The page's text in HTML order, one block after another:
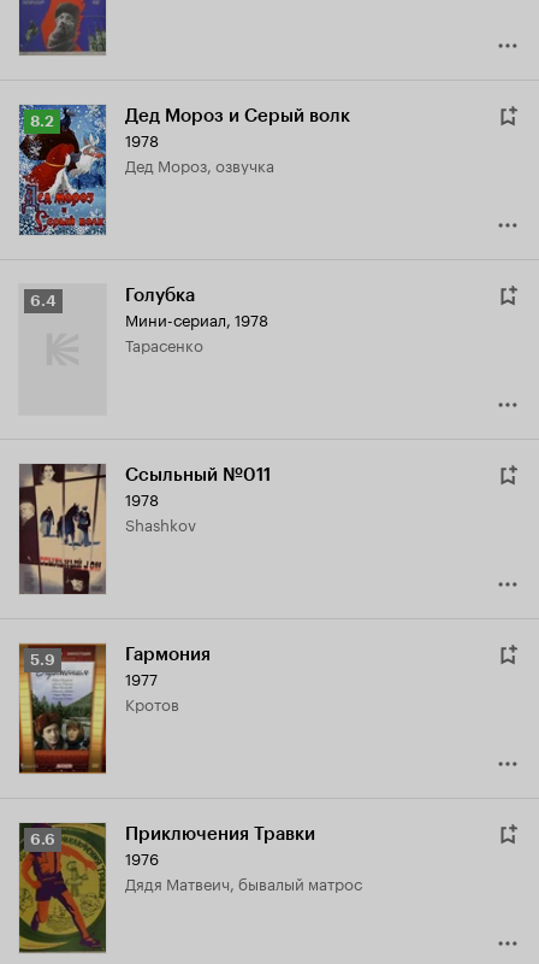
Рейтинг
Кинопоиска
8.2
8.2 Дед Мороз и Серый волк
1978
Дед Мороз, озвучка
Рейтинг
6.4 Голубка
Мини-сериал, 1978
Тарасенко
Ссыльный №011
1978
Shashkov
Рейтинг
Кинопоиска
5.9
5.9 Гармония
1977
Кротов
Рейтинг
Кинопоиска
6.6
6.6 Приключения Травки
1976
дядя Матвеич, бывалый матрос